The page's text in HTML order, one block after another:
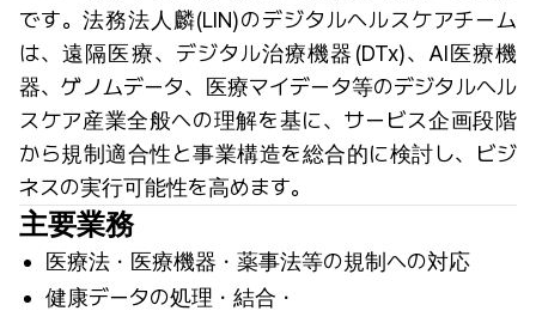
です。法務法人麟(LIN)のデジタルヘルスケアチーム
は、遠隔医療、デジタル治療機器(DTx)、AI医療機
器、ゲノムデータ、医療マイデータ等のデジタルヘル
スケア産業全般への理解を基に、サービス企画段階
から規制適合性と事業構造を総合的に検討し、ビジ
ネスの実行可能性を高めます。
主要業務
医療法・医療機器・薬事法等の規制への対応
健康データの処理・結合・